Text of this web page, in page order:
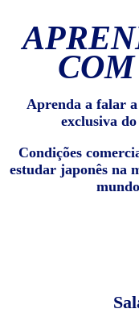
Aprenda a falar
exclusiva
Condições
estudar japonês na